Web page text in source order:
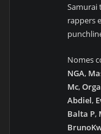
Samurai
rappers
Nomes
NGA,
Mc,
Abdiel,
Balta P,